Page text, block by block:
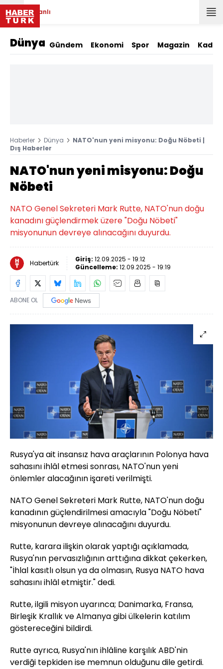
Canlı
Dünya Gündem Ekonomi Spor Magazin Kadın
Haberler Dünya
NATO'nun yeni misyonu: Doğu Nöbeti |
Dış Haberler
NATO'nun yeni misyonu: Doğu
Nöbeti
NATO Genel Sekreteri Mark Rutte, NATO'nun doğu
kanadını güçlendirmek üzere "Doğu Nöbeti"
misyonunun devreye alınacağını duyurdu.
Habertürk Giriş: 12.09.2025 - 19:12
Güncelleme: 12.09.2025 - 19:19
ABONE OL
Rusya'ya ait insansız hava araçlarının Polonya hava
sahasını ihlâl etmesi sonrası, NATO'nun yeni
önlemler alacağının işareti verilmişti.
NATO Genel Sekreteri Mark Rutte, NATO'nun doğu
kanadının güçlendirilmesi amacıyla "Doğu Nöbeti"
misyonunun devreye alınacağını duyurdu.
Rutte, karara ilişkin olarak yaptığı açıklamada,
Rusya'nın pervasızlığının arttığına dikkat çekerken,
"İhlal kasıtlı olsun ya da olmasın, Rusya NATO hava
sahasını ihlâl etmiştir." dedi.
Rutte, ilgili misyon uyarınca; Danimarka, Fransa,
Birleşik Krallık ve Almanya gibi ülkelerin katılım
göstereceğini bildirdi.
Rutte ayrıca, Rusya'nın ihlâline karşılık ABD'nin
verdiği tepkiden ise memnun olduğunu dile getirdi.